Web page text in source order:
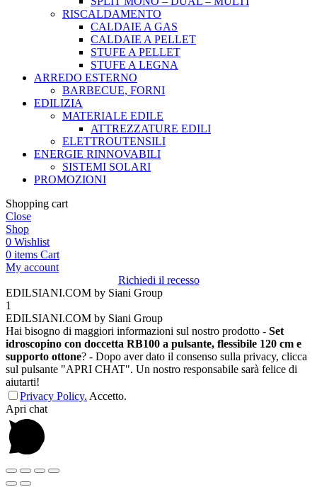
RISCALDAMENTO
CALDAIE A GAS
CALDAIE A PELLET
STUFE A PELLET
STUFE A LEGNA
ARREDO ESTERNO
BARBECUE, FORNI
EDILIZIA
MATERIALE EDILE
ATTREZZATURE EDILI
ELETTROUTENSILI
ENERGIE RINNOVABILI
SISTEMI SOLARI
PROMOZIONI
Shopping cart
Close
Shop
0 Wishlist
0 items Cart
My account
Richiedi il recesso
EDILSIANI.COM by Siani Group
1
EDILSIANI.COM by Siani Group
Hai bisogno di maggiori informazioni sul nostro prodotto - Set
idroscopino con doccetta RB100 a pulsante, flessibile 120 cm e
supporto ottone? - Dopo aver dato il consenso sulla privacy, clicca
sul pulsante "APRI CHAT". Un nostro responsabile sarà felice di
aiutarti!
Privacy Policy. Accetto.
Apri chat